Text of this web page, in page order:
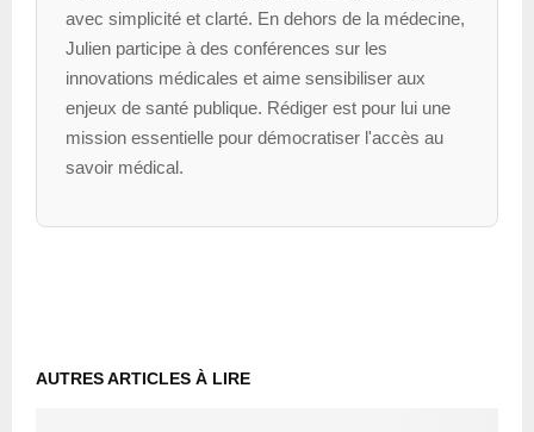
avec simplicité et clarté. En dehors de la médecine,
Julien participe à des conférences sur les
innovations médicales et aime sensibiliser aux
enjeux de santé publique. Rédiger est pour lui une
mission essentielle pour démocratiser l'accès au
savoir médical.
AUTRES ARTICLES À LIRE